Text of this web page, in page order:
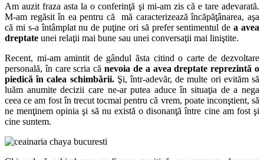
Am auzit fraza asta la o conferinţă şi mi-am zis că e tare adevarată.
M-am regăsit în ea pentru că mă caracterizează încăpăţânarea, aşa
că mi s-a întâmplat nu de puţine ori să prefer sentimentul dea avea
dreptate unei relaţii mai bune sau unei conversaţii mai liniştite.
Recent, mi-am amintit de gândul ăsta citind o carte de dezvoltare
personală, în care scria cănevoia de a avea dreptate reprezintă o
piedică în calea schimbării.Şi, într-adevăr, de multe ori evităm să
luăm anumite decizii care ne-ar putea aduce în situaţia de a nega
ceea ce am fost în trecut tocmai pentru că vrem, poate inconştient, să
ne menţinem opinia şi să nu există o disonanţă între cine am fost şi
cine suntem.